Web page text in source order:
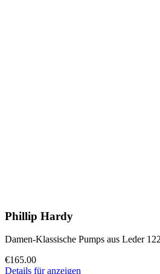
Phillip Hardy
Damen-Klassische Pumps aus Leder
€165.00
Details für anzeigen